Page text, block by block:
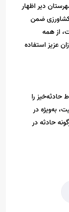
دیر اظهار
ضمن
از همه
عزیز استفاده
حادثه‌خیز را
به‌ویژه در
حادثه در